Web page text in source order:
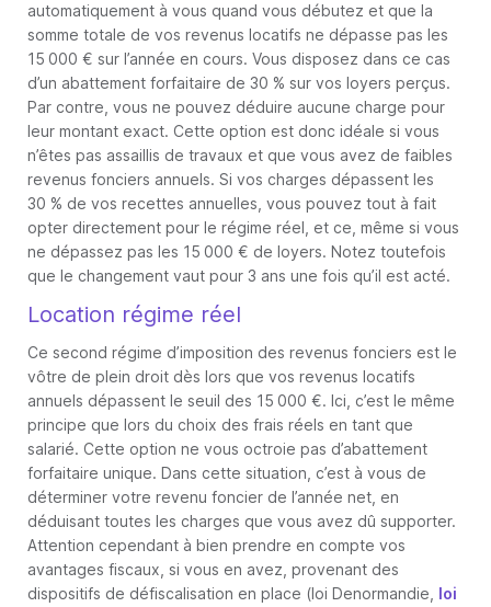
automatiquement à vous quand vous débutez et que la
somme totale de vos revenus locatifs ne dépasse pas les
15 000 € sur l’année en cours. Vous disposez dans ce cas
d’un abattement forfaitaire de 30 % sur vos loyers perçus.
Par contre, vous ne pouvez déduire aucune charge pour
leur montant exact. Cette option est donc idéale si vous
n’êtes pas assaillis de travaux et que vous avez de faibles
revenus fonciers annuels. Si vos charges dépassent les
30 % de vos recettes annuelles, vous pouvez tout à fait
opter directement pour le régime réel, et ce, même si vous
ne dépassez pas les 15 000 € de loyers. Notez toutefois
que le changement vaut pour 3 ans une fois qu’il est acté.
Location régime réel
Ce second régime d’imposition des revenus fonciers est le
vôtre de plein droit dès lors que vos revenus locatifs
annuels dépassent le seuil des 15 000 €. Ici, c’est le même
principe que lors du choix des frais réels en tant que
salarié. Cette option ne vous octroie pas d’abattement
forfaitaire unique. Dans cette situation, c’est à vous de
déterminer votre revenu foncier de l’année net, en
déduisant toutes les charges que vous avez dû supporter.
Attention cependant à bien prendre en compte vos
avantages fiscaux, si vous en avez, provenant des
dispositifs de défiscalisation en place (loi Denormandie, loi